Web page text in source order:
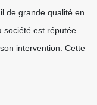
de grande qualité en
société est réputée
intervention. Cette